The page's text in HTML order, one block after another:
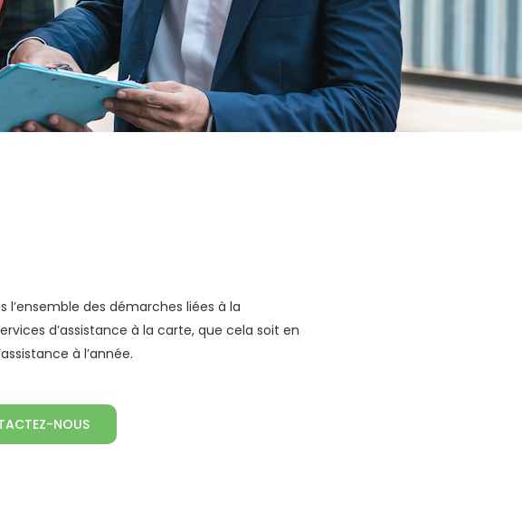
l’ensemble des démarches liées à la
d’assistance à la carte, que cela soit en
à l’année.
NOUS